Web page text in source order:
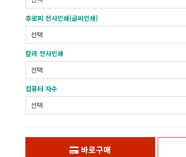
후로피 전사인쇄(글씨인쇄)
칼라 전사인쇄
컴퓨터 자수
바로구매